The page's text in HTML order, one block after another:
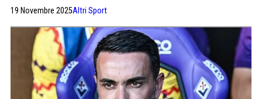
19 Novembre 2025Altri Sport